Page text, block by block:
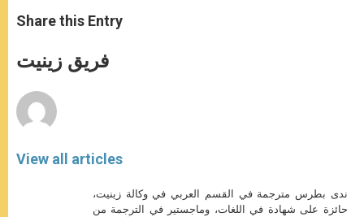
t
s
p
p
s
e
g
e
e
b
o
k
Share this Entry
فريق زينيت
View all articles
ندى بطرس مترجمة في القسم العربي في وكالة زينيت،
حائزة على شهادة في اللغات، وماجستير في الترجمة من